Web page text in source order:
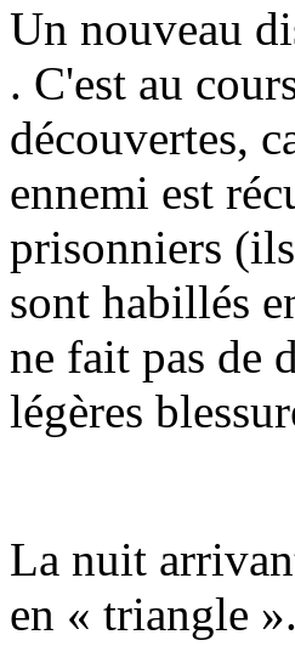
Un nouveau
. C'est au
découvertes,
ennemi est
prisonniers
sont habillés
ne fait pas de
légères
La nuit
en « triangle